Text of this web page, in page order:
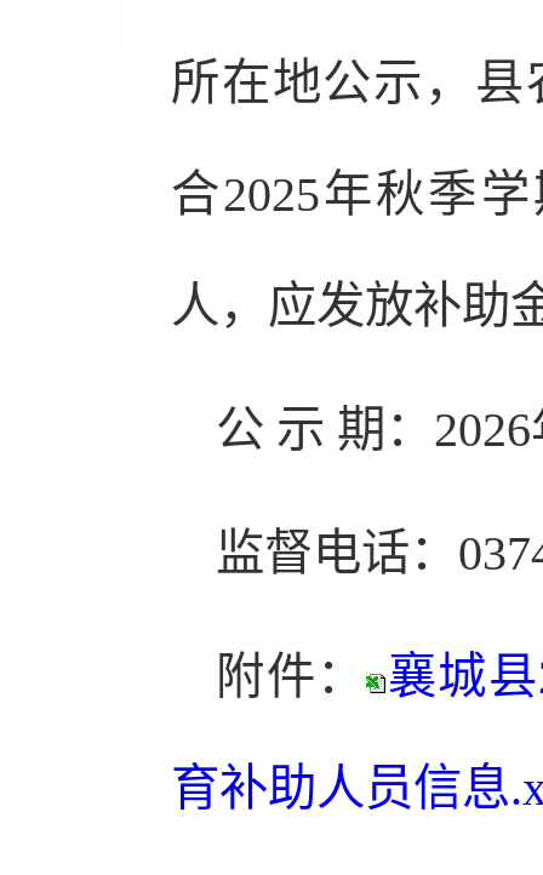
所在地公示，
合2025年秋季
人，应发放补助
公 示 期：
监督电话：
附件： 襄城
育补助人员信息